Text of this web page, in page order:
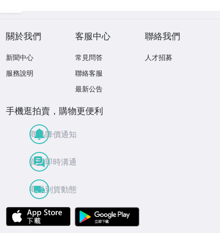
關於我們
新聞中心
服務說明
客服中心
常見問答
聯絡客服
最新公告
聯絡我們
人才招募
手機逛拍賣，購物更便利
商品降價通知
買賣即時溝通
商品到貨動態
APP Store